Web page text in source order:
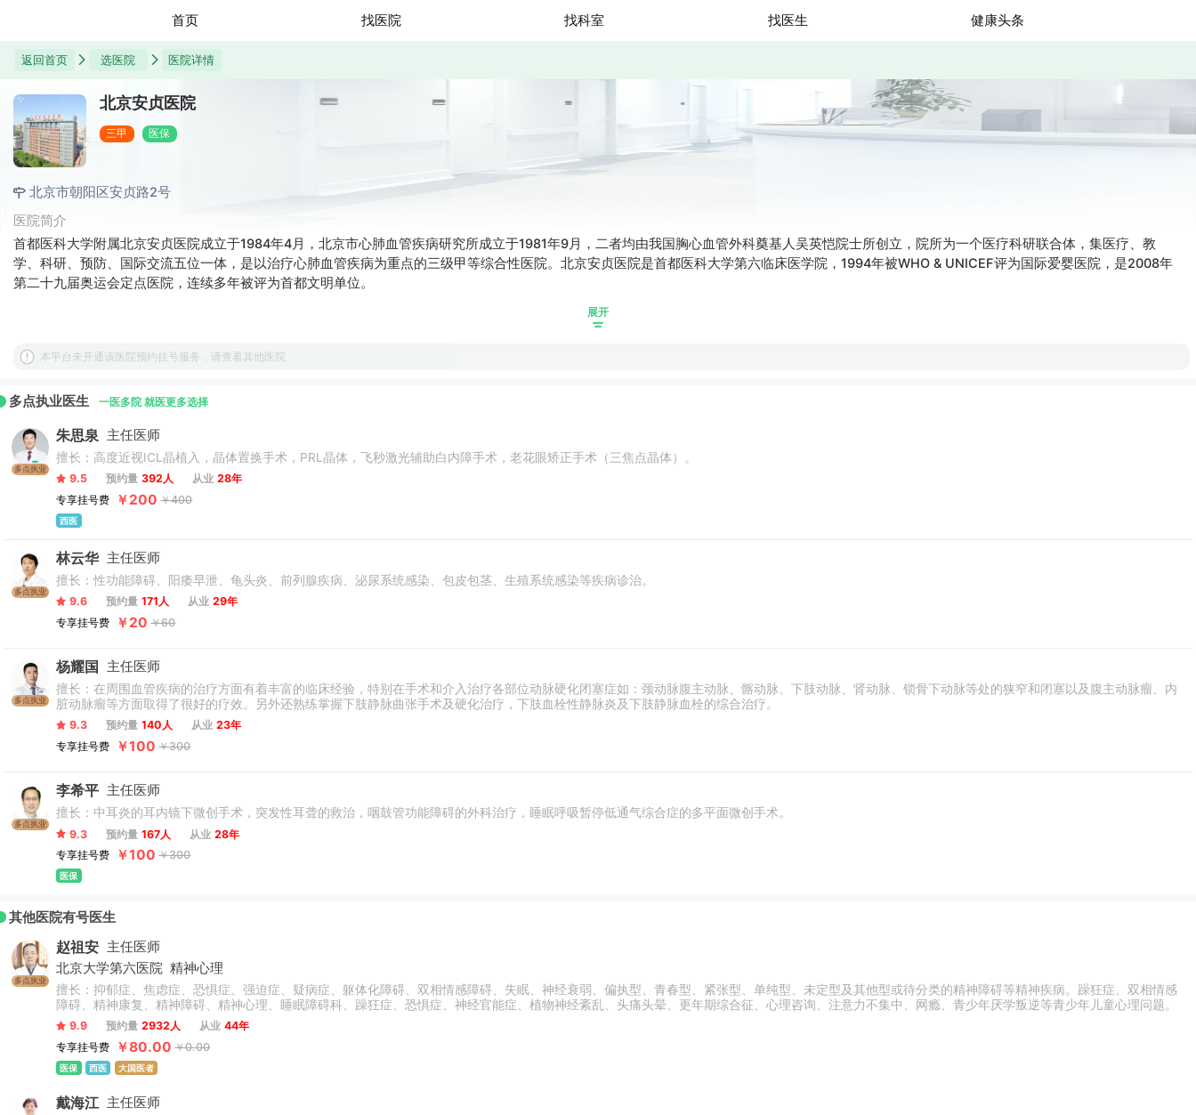
首页 找医院 找科室 找医生 健康头条
返回首页 选医院 医院详情
北京安贞医院
三甲 医保
北京市朝阳区安贞路2号
医院简介
首都医科大学附属北京安贞医院成立于1984年4月，北京市心肺血管疾病研究所成立于1981年9月，二者均由我国胸心血管外科奠基人吴英恺院士所创立，院所为一个医疗科研联合体，集医疗、教
学、科研、预防、国际交流五位一体，是以治疗心肺血管疾病为重点的三级甲等综合性医院。北京安贞医院是首都医科大学第六临床医学院，1994年被WHO & UNICEF评为国际爱婴医院，是2008年
第二十九届奥运会定点医院，连续多年被评为首都文明单位。
展开
本平台未开通该医院预约挂号服务，请查看其他医院
多点执业医生 一医多院 就医更多选择
多点执业
朱思泉 主任医师
擅长：高度近视ICL晶植入，晶体置换手术，PRL晶体，飞秒激光辅助白内障手术，老花眼矫正手术（三焦点晶体）。
9.5 预约量 392人 从业 28年
专享挂号费
￥200 ￥400
西医
多点执业
林云华 主任医师
擅长：性功能障碍、阳痿早泄、龟头炎、前列腺疾病、泌尿系统感染、包皮包茎、生殖系统感染等疾病诊治。
9.6 预约量 171人 从业 29年
专享挂号费
￥20 ￥60
多点执业
杨耀国 主任医师
擅长：在周围血管疾病的治疗方面有着丰富的临床经验，特别在手术和介入治疗各部位动脉硬化闭塞症如：颈动脉腹主动脉、髂动脉、下肢动脉、肾动脉、锁骨下动脉等处的狭窄和闭塞以及腹主动脉瘤、内
脏动脉瘤等方面取得了很好的疗效。另外还熟练掌握下肢静脉曲张手术及硬化治疗，下肢血栓性静脉炎及下肢静脉血栓的综合治疗。
9.3 预约量 140人 从业 23年
专享挂号费
￥100 ￥300
多点执业
李希平 主任医师
擅长：中耳炎的耳内镜下微创手术，突发性耳聋的救治，咽鼓管功能障碍的外科治疗，睡眠呼吸暂停低通气综合症的多平面微创手术。
9.3 预约量 167人 从业 28年
专享挂号费
￥100 ￥300
医保
其他医院有号医生
多点执业
赵祖安 主任医师
北京大学第六医院 精神心理
擅长：抑郁症、焦虑症、恐惧症、强迫症、疑病症、躯体化障碍、双相情感障碍、失眠、神经衰弱、偏执型、青春型、紧张型、单纯型、未定型及其他型或待分类的精神障碍等精神疾病。躁狂症、双相情感
障碍、精神康复、精神障碍、精神心理、睡眠障碍科、躁狂症、恐惧症、神经官能症、植物神经紊乱、头痛头晕、更年期综合征、心理咨询、注意力不集中、网瘾、青少年厌学叛逆等青少年儿童心理问题。
9.9 预约量 2932人 从业 44年
专享挂号费
￥80.00 ￥0.00
医保 西医 大国医者
戴海江 主任医师